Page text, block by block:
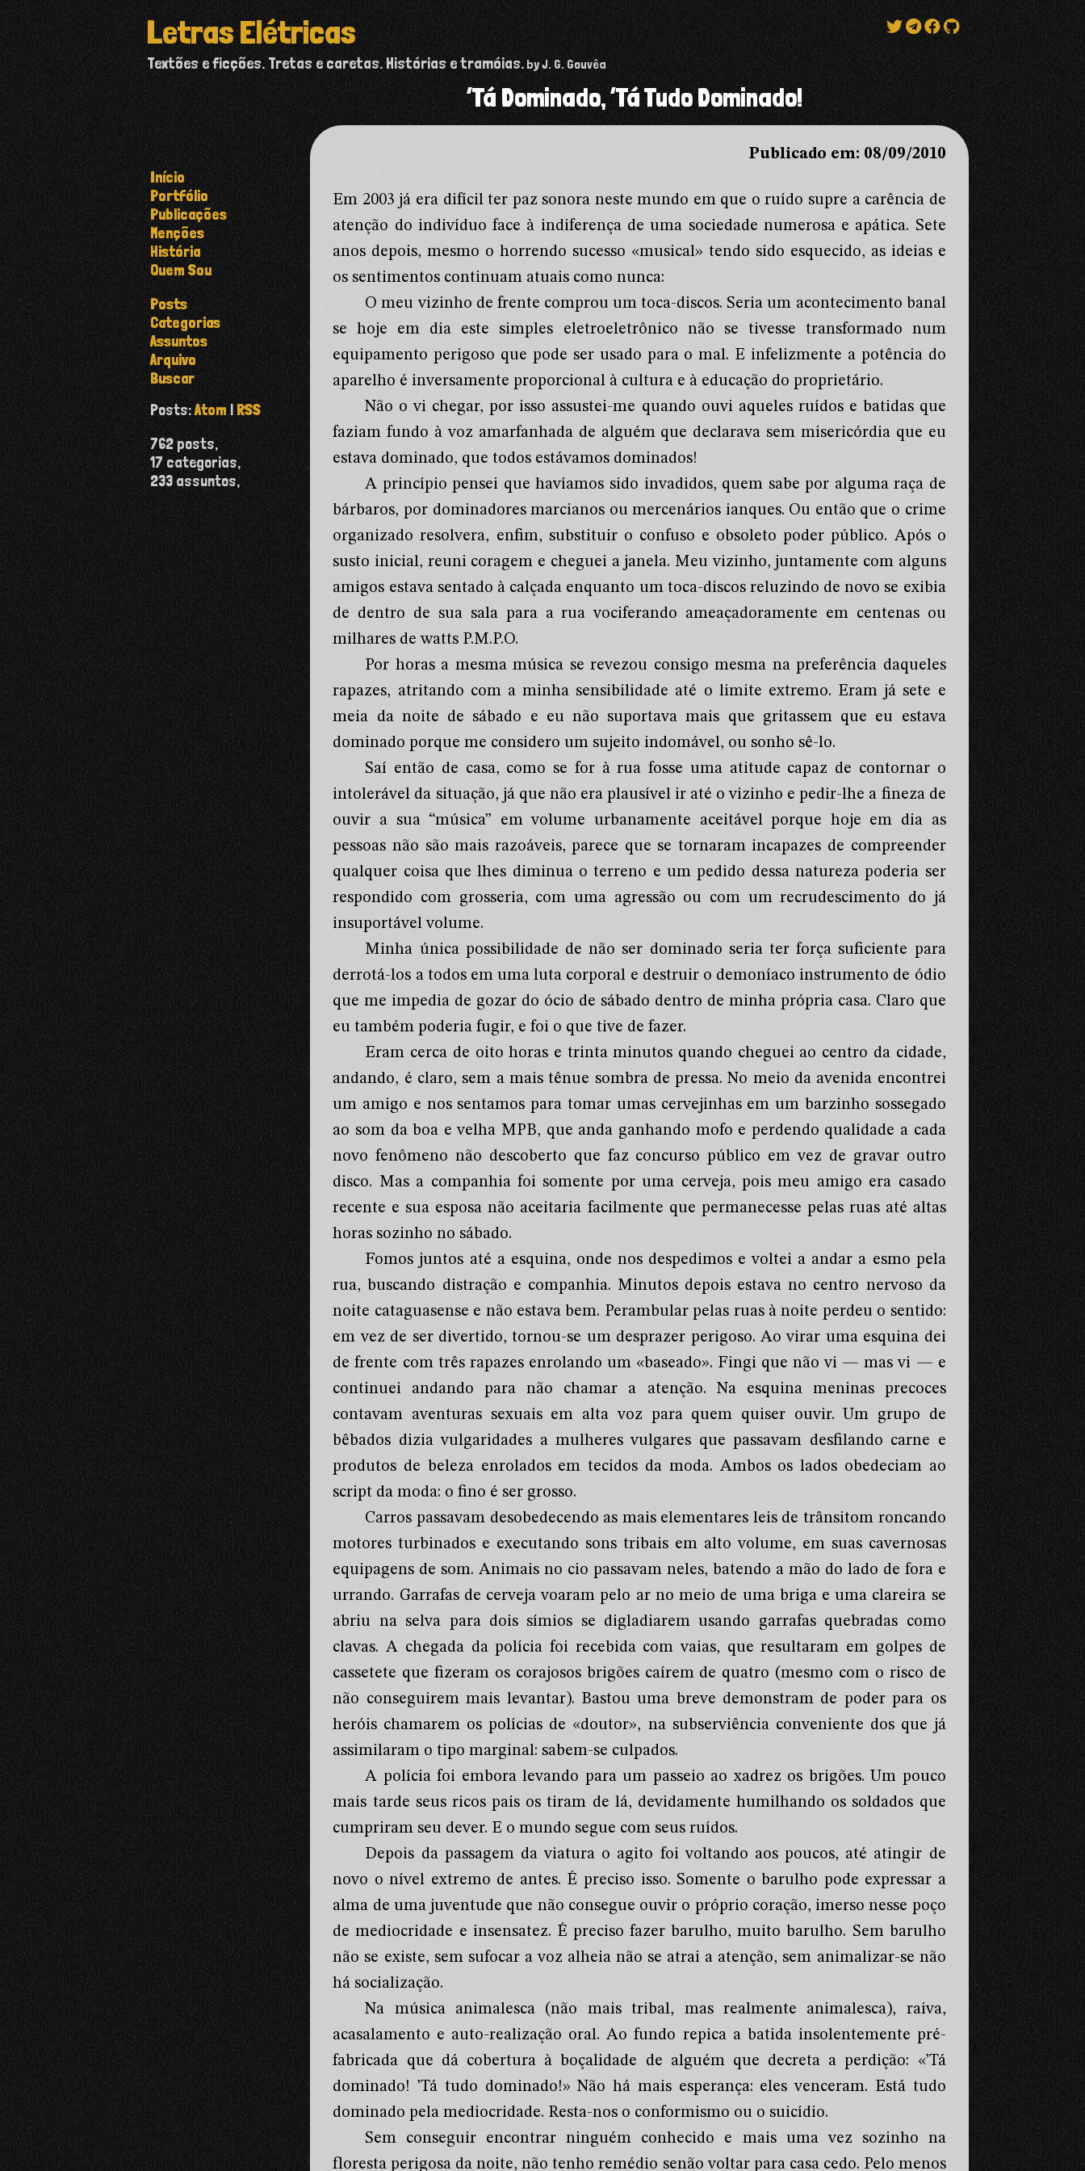
Letras Elétricas
Textões e ficções. Tretas e caretas. Histórias e tramóias. by J. G. Gouvêa
Início
Portfólio
Publicações
Menções
História
Quem Sou
Posts
Categorias
Assuntos
Arquivo
Buscar
Posts:Atom | RSS
762posts,
17 categorias,
233assuntos,
’Tá Dominado, ’Tá Tudo Dominado!
Publicado em: 08/09/2010
Em 2003 já era difícil ter paz sonora neste mundo em que o ruído supre a carência de
atenção do indivíduo face à indiferença de uma sociedade numerosa e apática. Sete
anos depois, mesmo o horrendo sucesso «musical» tendo sido esquecido, as ideias e
os sentimentos continuam atuais como nunca:
O meu vizinho de frente comprou um toca-discos. Seria um acontecimento banal
se hoje em dia este simples eletroeletrônico não se tivesse transformado num
equipamento perigoso que pode ser usado para o mal. E infelizmente a potência do
aparelho é inversamente proporcional à cultura e à educação do proprietário.
Não o vi chegar, por isso assustei-me quando ouvi aqueles ruídos e batidas que
faziam fundo à voz amarfanhada de alguém que declarava sem misericórdia que eu
estava dominado, que todos estávamos dominados!
A princípio pensei que havíamos sido invadidos, quem sabe por alguma raça de
bárbaros, por dominadores marcianos ou mercenários ianques. Ou então que o crime
organizado resolvera, enfim, substituir o confuso e obsoleto poder público. Após o
susto inicial, reuni coragem e cheguei a janela. Meu vizinho, juntamente com alguns
amigos estava sentado à calçada enquanto um toca-discos reluzindo de novo se exibia
de dentro de sua sala para a rua vociferando ameaçadoramente em centenas ou
milhares de watts P.M.P.O.
Por horas a mesma música se revezou consigo mesma na preferência daqueles
rapazes, atritando com a minha sensibilidade até o limite extremo. Eram já sete e
meia da noite de sábado e eu não suportava mais que gritassem que eu estava
dominado porque me considero um sujeito indomável, ou sonho sê-lo.
Saí então de casa, como se for à rua fosse uma atitude capaz de contornar o
intolerável da situação, já que não era plausível ir até o vizinho e pedir-lhe a fineza de
ouvir a sua “música” em volume urbanamente aceitável porque hoje em dia as
pessoas não são mais razoáveis, parece que se tornaram incapazes de compreender
qualquer coisa que lhes diminua o terreno e um pedido dessa natureza poderia ser
respondido com grosseria, com uma agressão ou com um recrudescimento do já
insuportável volume.
Minha única possibilidade de não ser dominado seria ter força suficiente para
derrotá-los a todos em uma luta corporal e destruir o demoníaco instrumento de ódio
que me impedia de gozar do ócio de sábado dentro de minha própria casa. Claro que
eu também poderia fugir, e foi o que tive de fazer.
Eram cerca de oito horas e trinta minutos quando cheguei ao centro da cidade,
andando, é claro, sem a mais tênue sombra de pressa. No meio da avenida encontrei
um amigo e nos sentamos para tomar umas cervejinhas em um barzinho sossegado
ao som da boa e velha MPB, que anda ganhando mofo e perdendo qualidade a cada
novo fenômeno não descoberto que faz concurso público em vez de gravar outro
disco. Mas a companhia foi somente por uma cerveja, pois meu amigo era casado
recente e sua esposa não aceitaria facilmente que permanecesse pelas ruas até altas
horas sozinho no sábado.
Fomos juntos até a esquina, onde nos despedimos e voltei a andar a esmo pela
rua, buscando distração e companhia. Minutos depois estava no centro nervoso da
noite cataguasense e não estava bem. Perambular pelas ruas à noite perdeu o sentido:
em vez de ser divertido, tornou-se um desprazer perigoso. Ao virar uma esquina dei
de frente com três rapazes enrolando um «baseado». Fingi que não vi — mas vi — e
continuei andando para não chamar a atenção. Na esquina meninas precoces
contavam aventuras sexuais em alta voz para quem quiser ouvir. Um grupo de
bêbados dizia vulgaridades a mulheres vulgares que passavam desfilando carne e
produtos de beleza enrolados em tecidos da moda. Ambos os lados obedeciam ao
script da moda: o fino é ser grosso.
Carros passavam desobedecendo as mais elementares leis de trânsitom roncando
motores turbinados e executando sons tribais em alto volume, em suas cavernosas
equipagens de som. Animais no cio passavam neles, batendo a mão do lado de fora e
urrando. Garrafas de cerveja voaram pelo ar no meio de uma briga e uma clareira se
abriu na selva para dois símios se digladiarem usando garrafas quebradas como
clavas. A chegada da polícia foi recebida com vaias, que resultaram em golpes de
cassetete que fizeram os corajosos brigões caírem de quatro (mesmo com o risco de
não conseguirem mais levantar). Bastou uma breve demonstram de poder para os
heróis chamarem os polícias de «doutor», na subserviência conveniente dos que já
assimilaram o tipo marginal: sabem-se culpados.
A polícia foi embora levando para um passeio ao xadrez os brigões. Um pouco
mais tarde seus ricos pais os tiram de lá, devidamente humilhando os soldados que
cumpriram seu dever. E o mundo segue com seus ruídos.
Depois da passagem da viatura o agito foi voltando aos poucos, até atingir de
novo o nível extremo de antes. É preciso isso. Somente o barulho pode expressar a
alma de uma juventude que não consegue ouvir o próprio coração, imerso nesse poço
de mediocridade e insensatez. É preciso fazer barulho, muito barulho. Sem barulho
não se existe, sem sufocar a voz alheia não se atrai a atenção, sem animalizar-se não
há socialização.
Na música animalesca (não mais tribal, mas realmente animalesca), raiva,
acasalamento e auto-realização oral. Ao fundo repica a batida insolentemente pré-
fabricada que dá cobertura à boçalidade de alguém que decreta a perdição: «’Tá
dominado! ’Tá tudo dominado!» Não há mais esperança: eles venceram. Está tudo
dominado pela mediocridade. Resta-nos o conformismo ou o suicídio.
Sem conseguir encontrar ninguém conhecido e mais uma vez sozinho na
floresta perigosa da noite, não tenho remédio senão voltar para casa cedo. Pelo menos